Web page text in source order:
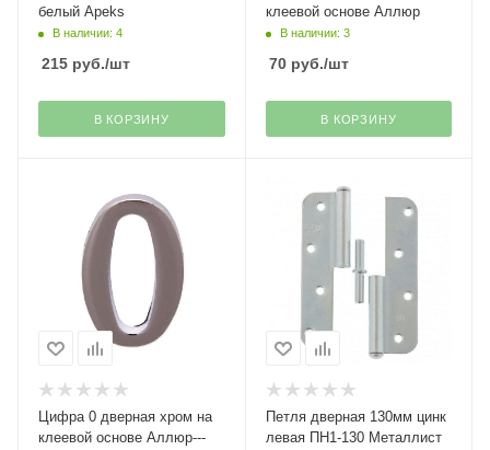
белый Apeks
В наличии: 4
215 руб./шт
В КОРЗИНУ
клеевой основе Аллюр
В наличии: 3
70руб./шт
В КОРЗИНУ
Цифра 0 дверная хром на
клеевой основе Аллюр---
Петля дверная 130мм цинк
левая ПН1-130 Металлист